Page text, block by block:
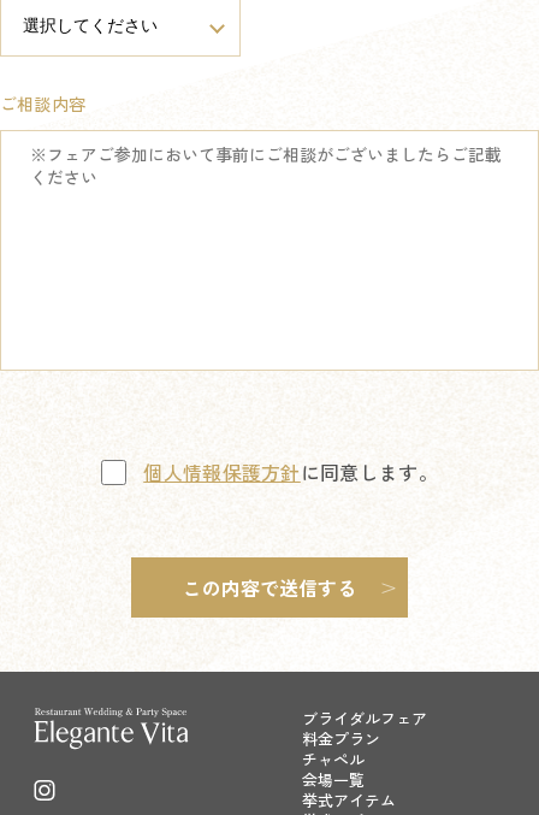
ご相談内容
個人情報保護方針に同意します。
ブライダルフェア
料金プラン
チャペル
会場一覧
挙式アイテム